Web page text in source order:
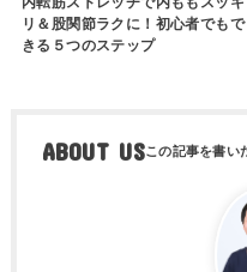
リ＆股関節ラクに！初心者でもで
きる５つのステップ
ABOUT US